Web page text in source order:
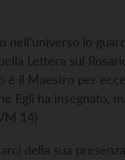
nell’universo lo
Lettera sul
è il Maestro per
ha insegnato,
14)
della sua